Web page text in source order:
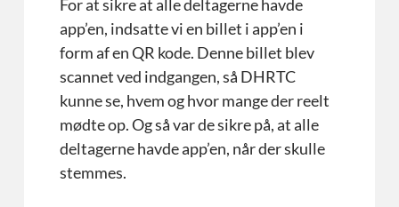
For at sikre at alle deltagerne havde
app’en, indsatte vi en billet i app’en i
form af en QR kode. Denne billet blev
scannet ved indgangen, så DHRTC
kunne se, hvem og hvor mange der reelt
mødte op. Og så var de sikre på, at alle
deltagerne havde app’en, når der skulle
stemmes.